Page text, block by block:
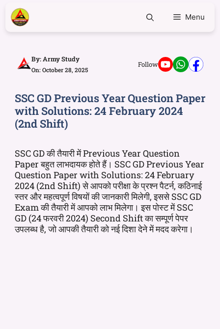
Menu
By:Army Study
On: October 28, 2025
Follow
SSC GD Previous Year Question Paper
with Solutions: 24 February 2024
(2nd Shift)
SSC GD की तैयारी में Previous Year Question
Paper बहुत लाभदायक होते हैं। SSC GD Previous Year
Question Paper with Solutions: 24 February
2024 (2nd Shift) से आपको परीक्षा के प्रश्न पैटर्न, कठिनाई
स्तर और महत्वपूर्ण विषयों की जानकारी मिलेगी, इससे SSC GD
Exam की तैयारी में आपको लाभ मिलेगा। इस पोस्ट में SSC
GD (24 फरवरी 2024) Second Shift का सम्पूर्ण पेपर
उपलब्ध है, जो आपकी तैयारी को नई दिशा देने में मदद करेगा।